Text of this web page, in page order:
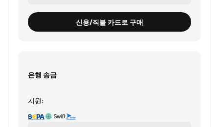
신용/직불 카드로 구매
은행 송금
지원: